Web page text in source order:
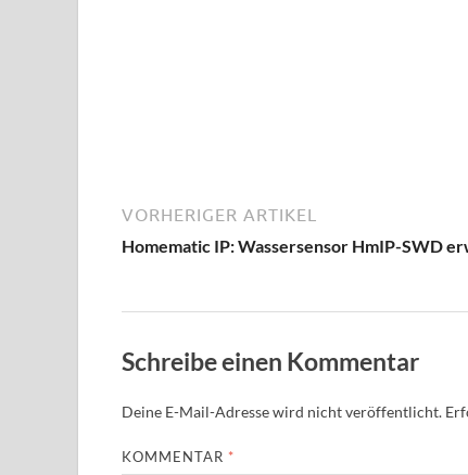
VORHERIGER ARTIKEL
Homematic IP: Wassersensor HmIP-SWD
Schreibe einen Kommentar
Deine E-Mail-Adresse wird nicht veröffentlicht.
KOMMENTAR *